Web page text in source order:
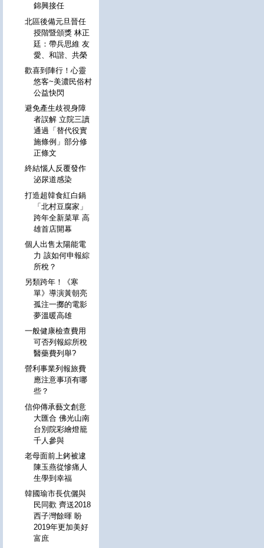
錦興接任
北區後備元旦晉任
授階暨頒獎 林正
廷：帶兵思維 友
愛、和諧、共榮
歡喜到陣行！心靈
悠客~美濃民俗村
公益快閃
避免產生歧視身障
者誤解 立院三讀
通過「替代役實
施條例」部分修
正條文
終結惱人反覆發作
泌尿道感染
打造超韓食紅白鍋
「北村豆腐家」
跨年全新菜單 高
雄首店開幕
個人出售太陽能電
力 該如何申報綜
所稅？
另類跨年！《寒
單》導演黃朝亮
孤注一擲的電影
夢溫暖高雄
一般健康檢查費用
可否列報綜所稅
醫藥費列舉?
營利事業列報旅費
應注意事項有哪
些？
信仰傳承藝文創意
大匯合 佛光山南
台別院彩繪燈籠
千人參與
老母面前上銬被逮
陳玉燕從慘痛人
生學到幸福
韓國瑜市長伉儷與
民同歡 齊送2018
西子灣餘暉 盼
2019年更加美好
富庶